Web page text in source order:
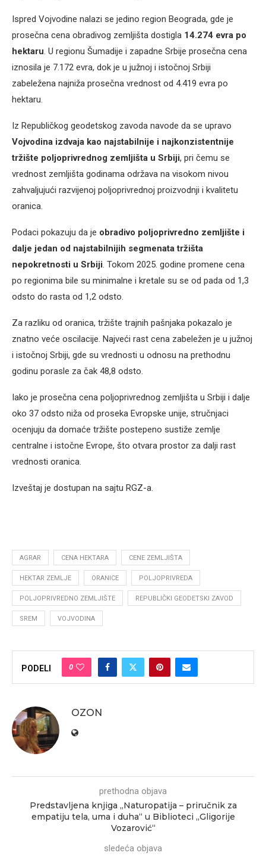
Ispred Vojvodine nalazi se jedino region Beograda, gde je
prosečna cena obradivog zemljišta dostigla 14.274 evra po
hektaru. U regionu Šumadije i zapadne Srbije prosečna cena
iznosila je 7.172 evra, dok je u južnoj i istočnoj Srbiji
zabeležena najniža prosečna vrednost od 4.419 evra po
hektaru.
Iz Republičkog geodetskog zavoda navode da se upravo
Vojvodina izdvaja kao najstabilnije i najkonzistentnije
tržište poljoprivrednog zemljišta u Srbiji, pri čemu se
vrednost zemljišta godinama održava na visokom nivou
zahvaljujući razvijenoj poljoprivrednoj proizvodnji i kvalitetu
oranica.
Podaci pokazuju da je obradivo poljoprivredno zemljište i
dalje jedan od najstabilnijih segmenata tržišta
nepokretnosti u Srbiji. Tokom 2025. godine promene cena
po regionima bile su minimalne i kretale su se od pada od 1,3
odsto do rasta od 1,2 odsto.
Za razliku od oranica, tržište trajnih pašnjaka pokazalo je
znatno veće oscilacije. Najveći rast cena zabeležen je u južnoj
i istočnoj Srbiji, gde su vrednosti u odnosu na prethodnu
godinu porasle za čak 48,8 odsto.
Iako je prosečna cena poljoprivrednog zemljišta u Srbiji i dalje
oko 37 odsto niža od proseka Evropske unije, stručnjaci
ocenjuju da domaće tržište postepeno sustiže zemlje
centralne i istočne Evrope, što otvara prostor za dalji rast
vrednosti oranica.
Izveštaj je dostupan na sajtu RGZ-a.
AGRAR CENA HEKTARA CENE ZEMLJIŠTA
HEKTAR ZEMLJE ORANICE POLJOPRIVREDA
POLJOPRIVREDNO ZEMLJIŠTE REPUBLIČKI GEODETSKI ZAVOD
SREM VOJVODINA
PODELI 0
OZON
prethodna objava
Predstavljena knjiga „Naturopatija – priručnik za
empatiju tela, uma i duha“ u Biblioteci „Gligorije
Vozarović“
sledeća objava